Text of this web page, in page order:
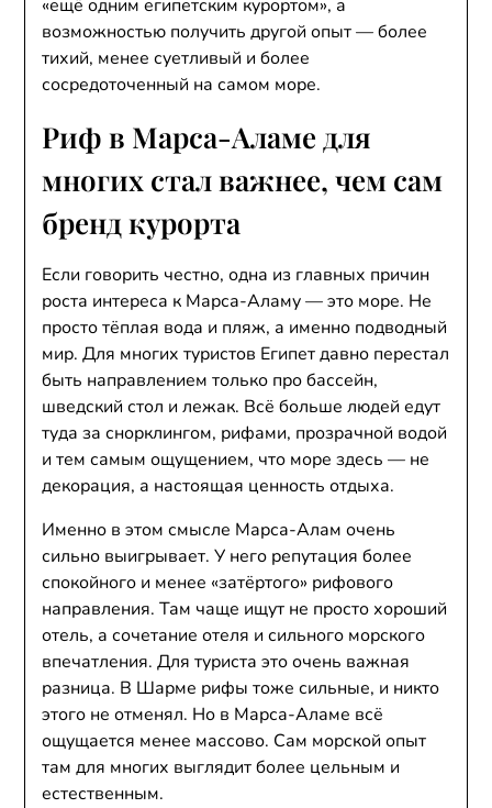
«ещё одним египетским курортом», а
возможностью получить другой опыт — более
тихий, менее суетливый и более
сосредоточенный на самом море.
Риф в Марса-Аламе для
многих стал важнее, чем сам
бренд курорта
Если говорить честно, одна из главных причин
роста интереса к Марса-Аламу — это море. Не
просто тёплая вода и пляж, а именно подводный
мир. Для многих туристов Египет давно перестал
быть направлением только про бассейн,
шведский стол и лежак. Всё больше людей едут
туда за снорклингом, рифами, прозрачной водой
и тем самым ощущением, что море здесь — не
декорация, а настоящая ценность отдыха.
Именно в этом смысле Марса-Алам очень
сильно выигрывает. У него репутация более
спокойного и менее «затёртого» рифового
направления. Там чаще ищут не просто хороший
отель, а сочетание отеля и сильного морского
впечатления. Для туриста это очень важная
разница. В Шарме рифы тоже сильные, и никто
этого не отменял. Но в Марса-Аламе всё
ощущается менее массово. Сам морской опыт
там для многих выглядит более цельным и
естественным.